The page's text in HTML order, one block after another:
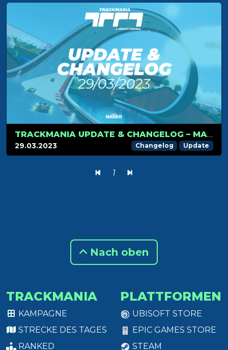
TRACKMANIA UPDATE & CHANGELOG – MARCH 29TH 2023
29.03.2023 Changelog Update
1
Nach oben
TRACKMANIA
KAMPAGNE
STRECKE DES TAGES
RANKED
PLATTFORMEN
UBISOFT STORE
EPIC GAMES STORE
STEAM